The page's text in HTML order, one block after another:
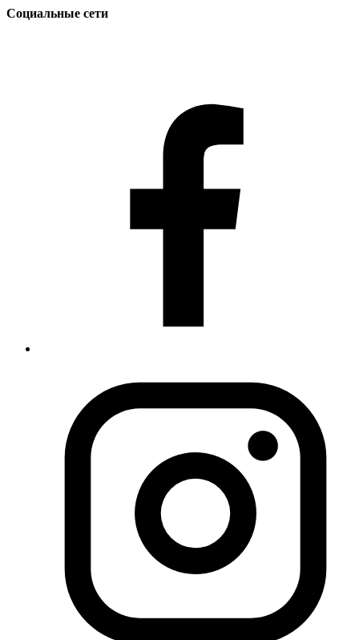
Социальные сети